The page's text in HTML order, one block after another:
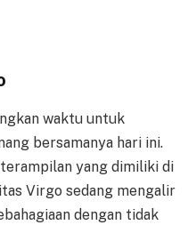
waktu untuk
bersamanya hari ini.
yang dimiliki di
Virgo sedang mengalir
dengan tidak